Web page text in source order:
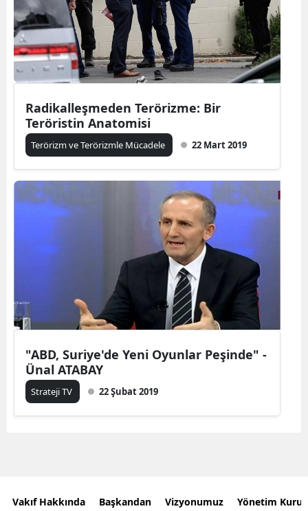
Radikalleşmeden Terörizme: Bir
Teröristin Anatomisi
Terörizm ve Terörizmle Mücadele 22 Mart 2019
"ABD, Suriye'de Yeni Oyunlar Peşinde" -
Ünal ATABAY
Strateji TV 22 Şubat 2019
Vakıf Hakkında Başkandan Vizyonumuz Yönetim